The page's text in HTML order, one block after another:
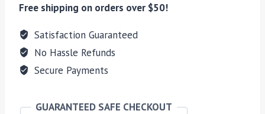
Gun
)
cantidad
Free shipping on orders over $50!
Satisfaction Guaranteed
No Hassle Refunds
Secure Payments
GUARANTEED SAFE CHECKOUT